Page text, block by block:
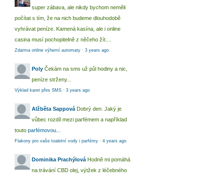
super zábava, ale nikdy bychom neměli
počítat s tím, že na nich budeme dlouhodobě
vyhrávat peníze. Kamená kasína, ale i online
casina musí pochopitelně z něčeho žít....
Zdarma online výherní automaty · 3 years ago
Poly Čekám na sms už půl hodiny a nic,
peníze strženy...
Výklad karet přes SMS · 3 years ago
Alžběta Sappová Dobrý den. Jaký je
vůbec rozdíl mezi parfémem a například
touto parfémovou...
Flakony pro vaše toaletní vody i parfémy · 4 years ago
Dominika Prachýlová Hodně mi pomáhá
na trávání CBD olej, výtžek z léčebného